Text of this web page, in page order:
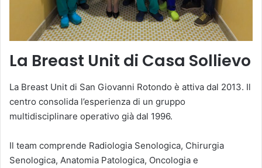
La Breast Unit di Casa Sollievo
La Breast Unit di San Giovanni Rotondo è attiva dal 2013. Il
centro consolida l’esperienza di un gruppo
multidisciplinare operativo già dal 1996.
Il team comprende Radiologia Senologica, Chirurgia
Senologica, Anatomia Patologica, Oncologia e